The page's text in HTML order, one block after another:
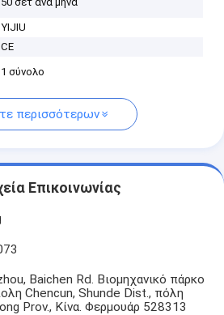
YIJIU
CE
1 σύνολο
περισσότερων
Επικοινωνίας
Baichen Rd. Βιομηχανικό πάρκο
Chencun, Shunde Dist., πόλη
Prov., Κίνα. Φερμουάρ 528313